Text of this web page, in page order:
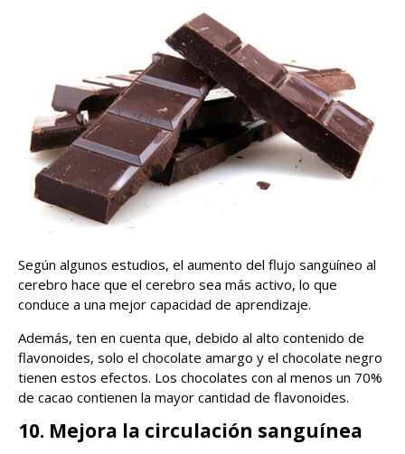
Según algunos estudios, el aumento del flujo sanguíneo al
cerebro hace que el cerebro sea más activo, lo que
conduce a una mejor capacidad de aprendizaje.
Además, ten en cuenta que, debido al alto contenido de
flavonoides, solo el chocolate amargo y el chocolate negro
tienen estos efectos. Los chocolates con al menos un 70%
de cacao contienen la mayor cantidad de flavonoides.
10. Mejora la circulación sanguínea